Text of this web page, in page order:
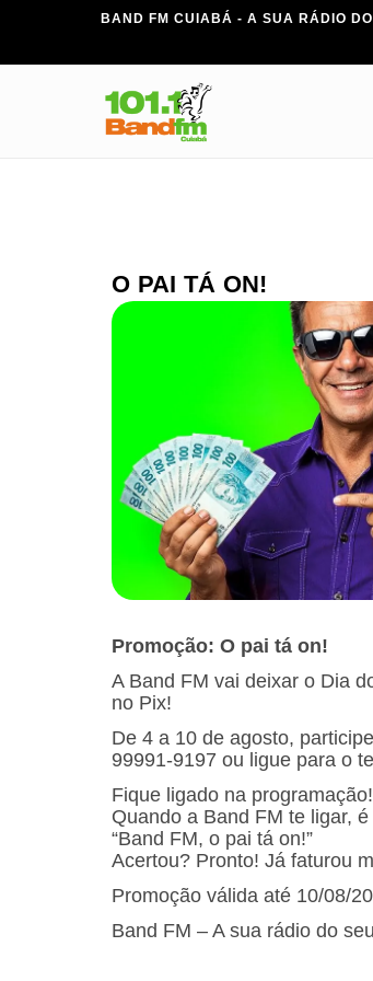
BAND FM CUIABÁ - A SUA RÁDIO
O PAI TÁ ON!
Promoção: O pai tá on!
A Band FM vai deixar o Dia
no Pix!
De 4 a 10 de agosto,
99991-9197 ou ligue para o
Fique ligado na programação!
Quando a Band FM te ligar,
“Band FM, o pai tá on!”
Acertou? Pronto! Já faturou
Promoção válida até 10/08/
Band FM – A sua rádio do